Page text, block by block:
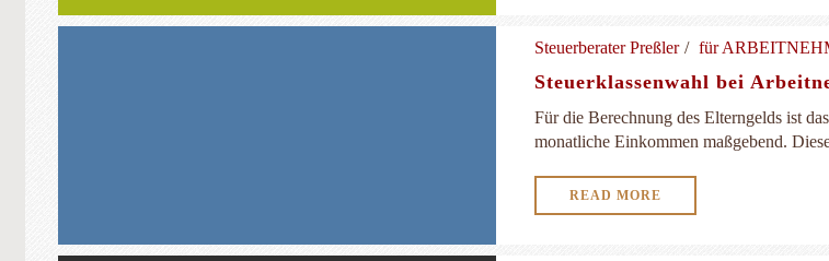
Steuerberater Preßler für
Steuerklassenwahl bei
Für die Berechnung des Elterngelds ist
monatliche Einkommen maßgebend.
READ MORE